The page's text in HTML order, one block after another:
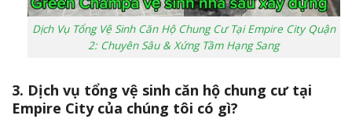
Dịch Vụ Tổng Vệ Sinh Căn Hộ Chung Cư Tại Empire City Quận
2: Chuyên Sâu & Xứng Tầm Hạng Sang
3. Dịch vụ tổng vệ sinh căn hộ chung cư tại
Empire City của chúng tôi có gì?